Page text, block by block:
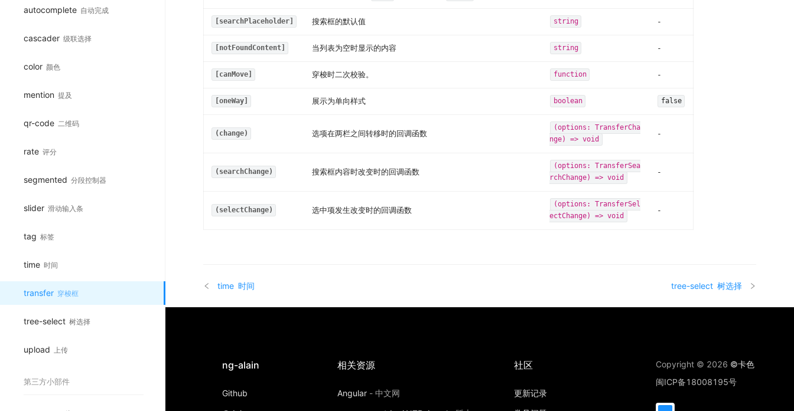
autocomplete 自动完成
cascader 级联选择
color 颜色
mention 提及
qr-code 二维码
rate 评分
segmented 分段控制器
slider 滑动输入条
tag 标签
time 时间
transfer 穿梭框
tree-select 树选择
upload 上传
第三方小部件
[searchPlaceholder] 搜索框的默认值 string -
[notFoundContent] 当列表为空时显示的内容 string -
[canMove] 穿梭时二次校验。 function -
[oneWay] 展示为单向样式 boolean false
(change) 选项在两栏之间转移时的回调函数
(options: TransferCha
nge) => void
-
(searchChange) 搜索框内容时改变时的回调函数
(options: TransferSea
rchChange) => void
-
(selectChange) 选中项发生改变时的回调函数
(options: TransferSel
ectChange) => void
-
time 时间 tree-select 树选择
ng-alain
Github
相关资源
Angular - 中文网
社区
更新记录
Copyright © 2026 ©卡色
闽ICP备18008195号